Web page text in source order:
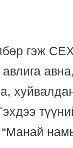
гэж
“Манай